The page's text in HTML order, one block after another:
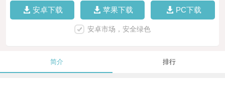
安卓下载 苹果下载 PC下载
安卓市场，安全绿色
简介 排行